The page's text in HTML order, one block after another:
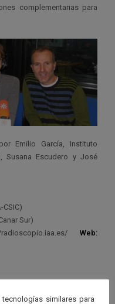
complementarias para
Emilio García, Instituto
Susana Escudero y José
Sur)
Web:
similares para